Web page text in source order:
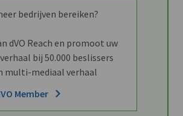
bedrijven bereiken?
dVO Reach en promoot uw
bij 50.000 beslissers
multi-mediaal verhaal
Member